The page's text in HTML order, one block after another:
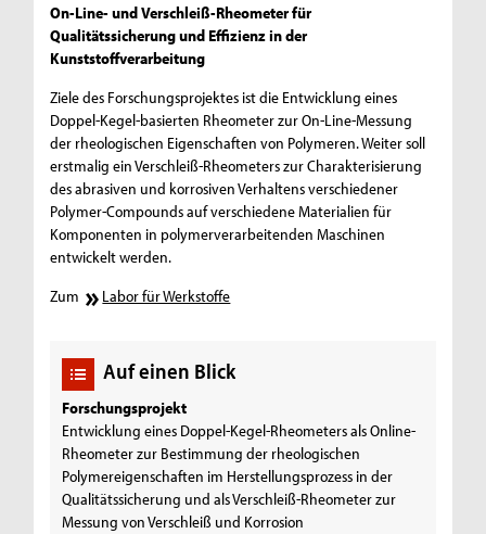
On-Line- und Verschleiß-Rheometer für
Qualitätssicherung und Effizienz in der
Kunststoffverarbeitung
Ziele des Forschungsprojektes ist die Entwicklung eines
Doppel-Kegel-basierten Rheometer zur On-Line-Messung
der rheologischen Eigenschaften von Polymeren. Weiter soll
erstmalig ein Verschleiß-Rheometers zur Charakterisierung
des abrasiven und korrosiven Verhaltens verschiedener
Polymer-Compounds auf verschiedene Materialien für
Komponenten in polymerverarbeitenden Maschinen
entwickelt werden.
Zum
Labor für Werkstoffe
Auf einen Blick
Forschungsprojekt
Entwicklung eines Doppel-Kegel-Rheometers als Online-
Rheometer zur Bestimmung der rheologischen
Polymereigenschaften im Herstellungsprozess in der
Qualitätssicherung und als Verschleiß-Rheometer zur
Messung von Verschleiß und Korrosion